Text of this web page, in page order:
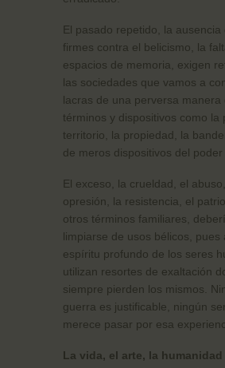
El pasado repetido, la ausencia
firmes contra el belicismo, la
espacios de memoria, exigen
las sociedades que vamos a
lacras de una perversa manera
términos y dispositivos como la
territorio, la propiedad, la
de meros dispositivos del poder
El exceso, la crueldad, el
opresión, la resistencia, el
otros términos familiares,
limpiarse de usos bélicos, pues
espíritu profundo de los seres
utilizan resortes de exaltación
siempre pierden los mismos.
guerra es justificable, ningún
merece pasar por esa
La vida, el arte, la humanidad